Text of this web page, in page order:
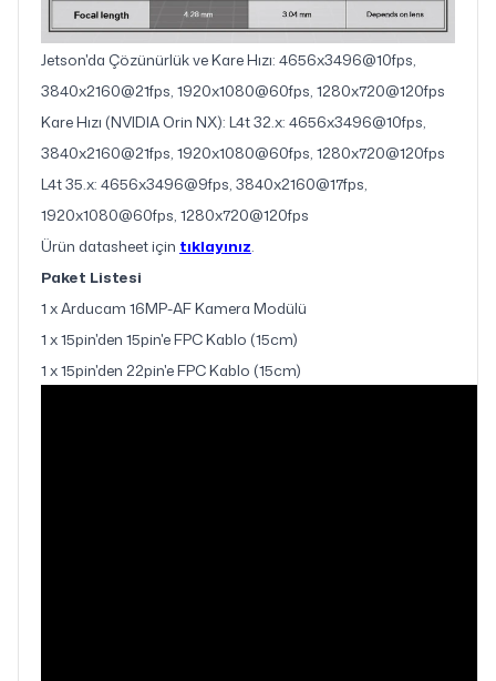
Jetson'da Çözünürlük ve Kare Hızı: 4656x3496@10fps,
3840x2160@21fps, 1920x1080@60fps, 1280x720@120fps
Kare Hızı (NVIDIA Orin NX): L4t 32.x: 4656x3496@10fps,
3840x2160@21fps, 1920x1080@60fps, 1280x720@120fps
L4t 35.x: 4656x3496@9fps, 3840x2160@17fps,
1920x1080@60fps, 1280x720@120fps
Ürün datasheet için tıklayınız.
Paket Listesi
1 x Arducam 16MP-AF Kamera Modülü
1 x 15pin'den 15pin'e FPC Kablo (15cm)
1 x 15pin'den 22pin'e FPC Kablo (15cm)